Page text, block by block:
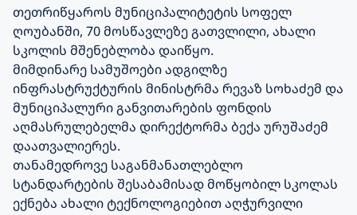
თეთრიწყაროს მუნიციპალიტეტის სოფელ
ღოუბანში, 70 მოსწავლეზე გათვლილი, ახალი
სკოლის მშენებლობა დაიწყო.
მიმდინარე სამუშოები ადგილზე
ინფრასტრუქტურის მინისტრმა რევაზ სოხაძემ და
მუნიციპალური განვითარების ფონდის
აღმასრულებელმა დირექტორმა ბექა ურუშაძემ
დაათვალიერეს.
თანამედროვე საგანმანათლებლო
სტანდარტების შესაბამისად მოწყობილ სკოლას
ექნება ახალი ტექნოლოგიებით აღჭურვილი